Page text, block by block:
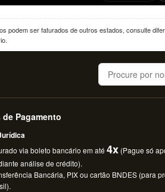
podem ser faturados de outros estados, consulte
Buscar
de Pagamento
via boleto bancário em até4x (Pague só
análise de crédito).
Bancária, PIX ou cartão BNDES (para